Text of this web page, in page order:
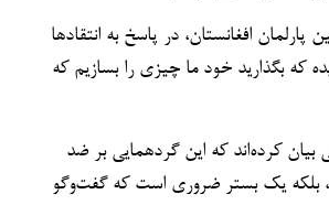
افغانستان، در پاسخ به انتقادها
که بگذارید خود ما چیزی را بسازیم که
بیان کرده‌اند که این گردهمایی بر ضد
بلکه یک بستر ضروری است که گفت‌وگو